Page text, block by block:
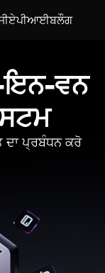
ਏਪੀਆਈਬਲੌਗ
ਵਨ
ਪ੍ਰਬੰਧਨ ਕਰੋ